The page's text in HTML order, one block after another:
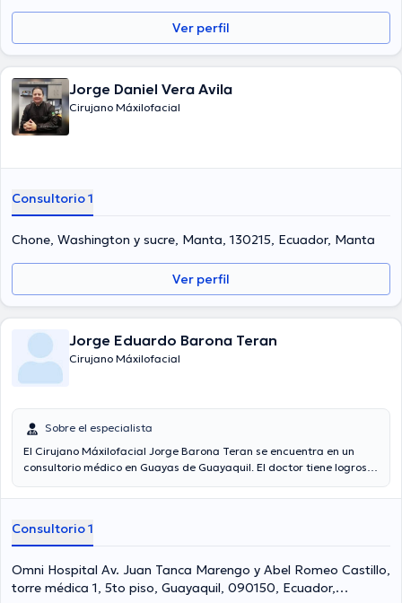
Ver perfil
Jorge Daniel Vera Avila
Cirujano Máxilofacial
Consultorio 1
Chone, Washington y sucre, Manta, 130215, Ecuador, Manta
Ver perfil
Jorge Eduardo Barona Teran
Cirujano Máxilofacial
Sobre el especialista
El Cirujano Máxilofacial Jorge Barona Teran se encuentra en un
consultorio médico en Guayas de Guayaquil. El doctor tiene logros
tiene varios años de experiencia en su área de especialidad. El
laboral en su disciplina. De la misma manera, él se ha desempeñado
como miembro de diversas asociaciones médicas. Jorge Barona
Teran ha compartido en innumerables conferencias con la meta de
tener una formación continua en su disciplina de especialización y
ha publicado numerosas publicaciones.
Consultorio 1
Omni Hospital Av. Juan Tanca Marengo y Abel Romeo Castillo,
torre médica 1, 5to piso, Guayaquil, 090150, Ecuador,